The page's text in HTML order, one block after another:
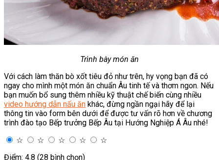
Trình bày món ăn
Với cách làm thăn bò xốt tiêu đỏ như trên, hy vọng bạn đã có
ngay cho mình một món ăn chuẩn Âu tinh tế và thơm ngon. Nếu
bạn muốn bổ sung thêm nhiều kỹ thuật chế biến cùng nhiều
video hướng dẫn nấu ăn khác, đừng ngần ngại hãy để lại
thông tin vào form bên dưới để được tư vấn rõ hơn về chương
trình đào tạo Bếp trưởng Bếp Âu tại Hướng Nghiệp Á Âu nhé!
☆
☆ ☆ ☆
☆
Điểm: 4.8 (28 bình chọn)